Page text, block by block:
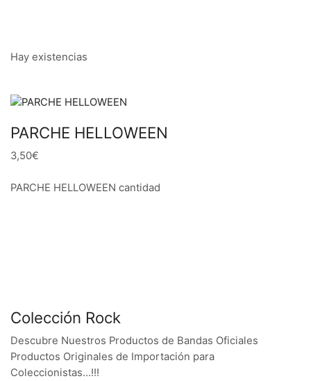
Hay existencias
PARCHE HELLOWEEN
3,50€
PARCHE HELLOWEEN cantidad
Colección Rock
Descubre Nuestros Productos de Bandas Oficiales
Productos Originales de Importación para
Coleccionistas…!!!